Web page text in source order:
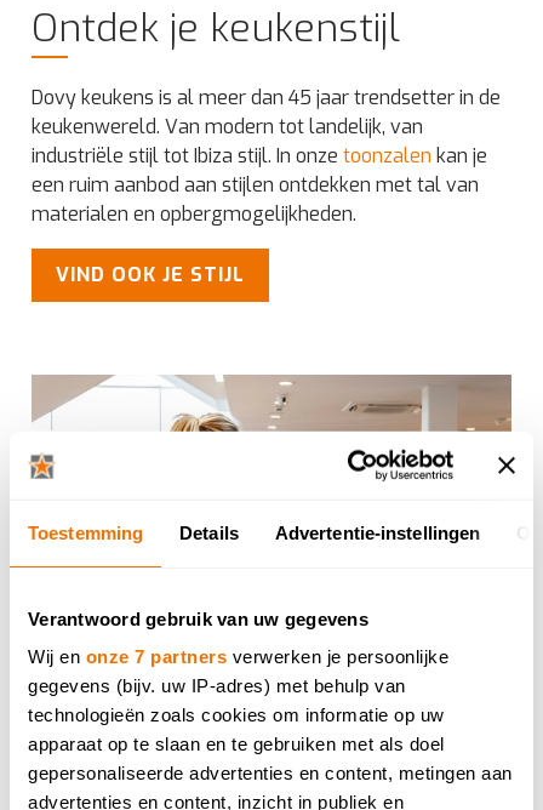
Toestemming Details Advertentie-instellingen
Verantwoord gebruik van uw gegevens
Wij en onze 7 partners verwerken je persoonlijke
gegevens (bijv. uw IP-adres) met behulp van
technologieën zoals cookies om informatie op uw
apparaat op te slaan en te gebruiken met als doel
gepersonaliseerde advertenties en content, metingen aan
advertenties en content, inzicht in publiek en
Ontdek je keukenstijl
Dovy keukens is al meer dan 45 jaar trendsetter in de
keukenwereld. Van modern tot landelijk, van
industriële stijl tot Ibiza stijl. In onzetoonzalen kan je
een ruim aanbod aan stijlen ontdekken met tal van
materialen en opbergmogelijkheden.
VIND OOK JE STIJL